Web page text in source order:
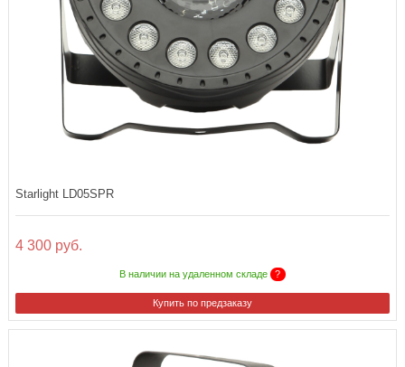
Starlight LD05SPR
4 300 руб.
В наличии на удаленном складе ?
Купить по предзаказу